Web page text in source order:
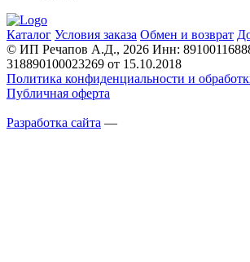
Каталог Условия заказа Обмен и возврат
© ИП Речапов А.Д., 2026 Инн:
318890100023269 от 15.10.2018
Политика конфиденциальности и
Публичная оферта
Разработка сайта —